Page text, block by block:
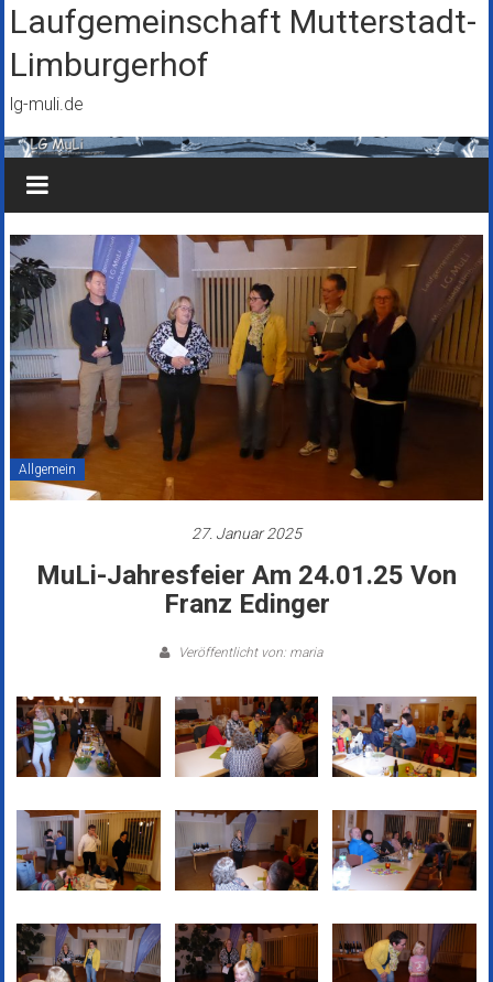
Zum
Inhalt
springen
Laufgemeinschaft Mutterstadt-
Limburgerhof
lg-muli.de
Allgemein
27. Januar 2025
MuLi-Jahresfeier Am 24.01.25 Von
Franz Edinger
Veröffentlicht von: maria